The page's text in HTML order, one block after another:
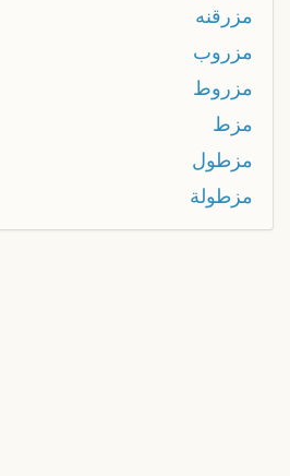
مزرقنه
مزروب
مزروط
مزط
مزطول
مزطولة